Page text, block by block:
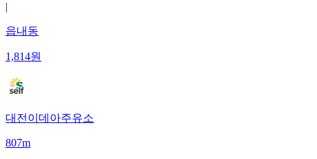
|
읍내동
1,814원
대전이데아주유소
807m